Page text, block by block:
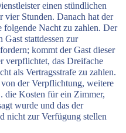
einen stündlichen
vier Stunden. Danach hat der
folgende Nacht zu zahlen. Der
Gast stattdessen zur
kommt der Gast dieser
verpflichtet, das Dreifache
als Vertragsstrafe zu zahlen.
der Verpflichtung, weitere
die Kosten für ein Zimmer,
wurde und das der
nicht zur Verfügung stellen